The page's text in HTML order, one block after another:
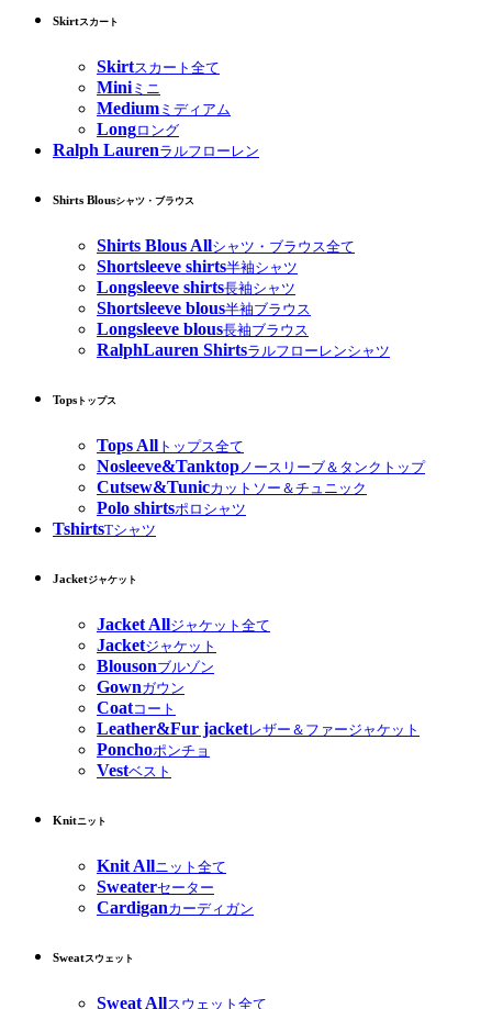
Skirtスカート
Skirtスカート全て
Miniミニ
Medium ミディアム
Longロング
Ralph Laurenラルフローレン
Shirts Blousシャツ・ブラウス
Shirts Blous Allシャツ・ブラウス全て
Shortsleeve shirts半袖シャツ
Longsleeve shirts長袖シャツ
Shortsleeve blous半袖ブラウス
Longsleeve blous長袖ブラウス
RalphLauren Shirtsラルフローレンシャツ
Tops トップス
Tops All トップス全て
Nosleeve&Tanktop ノースリーブ＆タンクトップ
Cutsew&Tunicカットソー＆チュニック
Polo shirtsポロシャツ
TshirtsTシャツ
Jacketジャケット
Jacket Allジャケット全て
Jacketジャケット
Blousonブルゾン
Gownガウン
Coatコート
Leather&Fur jacketレザー＆ファージャケット
Ponchoポンチョ
Vestベスト
Knitニット
Knit Allニット全て
Sweaterセーター
Cardiganカーディガン
Sweatスウェット
Sweat Allスウェット全て